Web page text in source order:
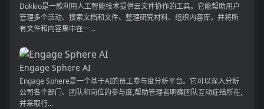
Dokkio是一款利用人工智能技术提供云文件协作的工具。它能帮助用户
管理多个活动、搜索文档和文件、整理研究材料、组织内容库，并将所
有文件和内容集中在一...
Engage Sphere AI
Engage Sphere是一个基于AI的员工参与度分析平台。它可以深入分析
公司各个部门、团队和岗位的参与度,帮助管理者明确团队互动症结所在,
并采取行...